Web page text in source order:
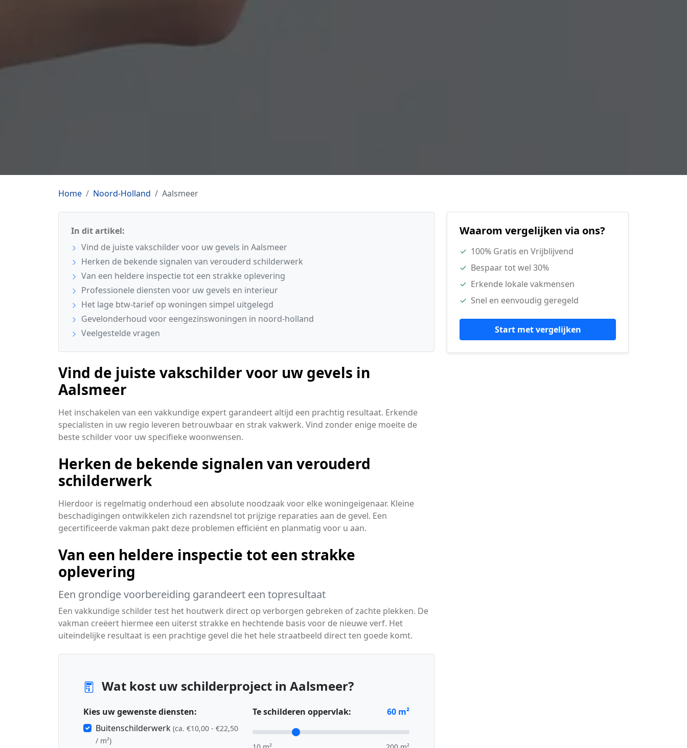
Home Noord-Holland Aalsmeer
In dit artikel:
Vind de juiste vakschilder voor uw gevels in Aalsmeer
Herken de bekende signalen van verouderd schilderwerk
Van een heldere inspectie tot een strakke oplevering
Professionele diensten voor uw gevels en interieur
Het lage btw-tarief op woningen simpel uitgelegd
Gevelonderhoud voor eengezinswoningen in noord-holland
Veelgestelde vragen
Vind de juiste vakschilder voor uw gevels in
Aalsmeer
Het inschakelen van een vakkundige expert garandeert altijd een prachtig resultaat. Erkende
specialisten in uw regio leveren betrouwbaar en strak vakwerk. Vind zonder enige moeite de
beste schilder voor uw specifieke woonwensen.
Herken de bekende signalen van verouderd
schilderwerk
Hierdoor is regelmatig onderhoud een absolute noodzaak voor elke woningeigenaar. Kleine
beschadigingen ontwikkelen zich razendsnel tot prijzige reparaties aan de gevel. Een
gecertificeerde vakman pakt deze problemen efficiënt en planmatig voor u aan.
Van een heldere inspectie tot een strakke
oplevering
Een grondige voorbereiding garandeert een topresultaat
Een vakkundige schilder test het houtwerk direct op verborgen gebreken of zachte plekken. De
vakman creëert hiermee een uiterst strakke en hechtende basis voor de nieuwe verf. Het
uiteindelijke resultaat is een prachtige gevel die het hele straatbeeld direct ten goede komt.
Wat kost uw schilderproject in Aalsmeer?
Kies uw gewenste diensten:
Buitenschilderwerk (ca. €10,00 - €22,50
/ m²)
Te schilderen oppervlak: 60 m²
Waarom vergelijken via ons?
✓ 100% Gratis en Vrijblijvend
✓ Bespaar tot wel 30%
✓ Erkende lokale vakmensen
✓ Snel en eenvoudig geregeld
Start met vergelijken